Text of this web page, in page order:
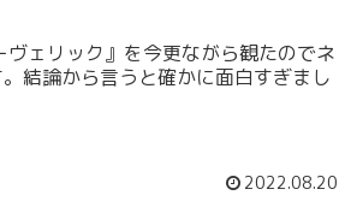
ェリック』を今更ながら観たのでネ
結論から言うと確かに面白すぎまし
2022.08.20